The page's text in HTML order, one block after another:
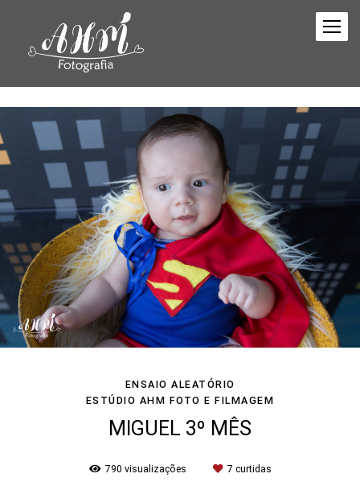
ENSAIO ALEATÓRIO
ESTÚDIO AHM FOTO E FILMAGEM
MIGUEL 3º MÊS
790 visualizações 7 curtidas